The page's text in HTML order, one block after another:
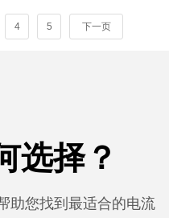
选择？
助您找到最适合的电流
4 5 下一页